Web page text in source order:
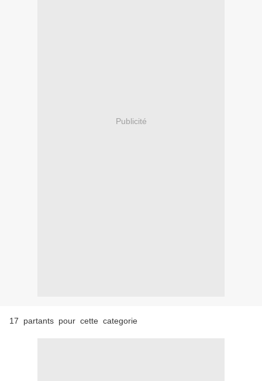
Publicité
17 partants pour cette categorie